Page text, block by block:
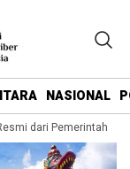
NASIONAL
dari Pemerintah Pusat